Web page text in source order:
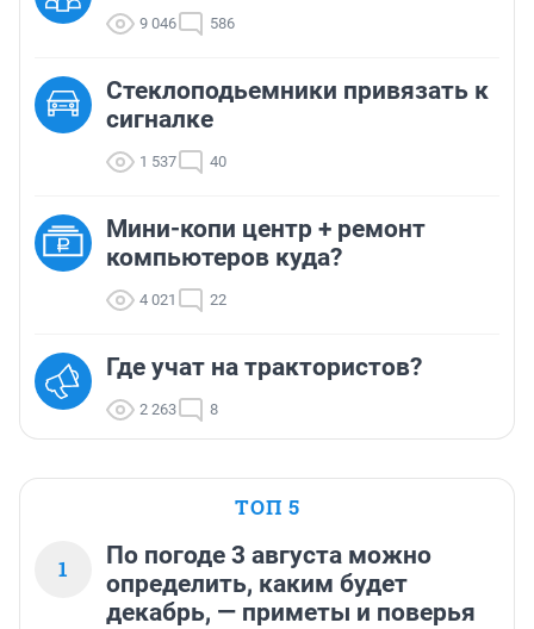
9 046 586
Стеклоподьемники привязать к
сигналке
1 537 40
Мини-копи центр + ремонт
компьютеров куда?
4 021 22
Где учат на трактористов?
2 263 8
ТОП 5
1
По погоде 3 августа можно
определить, каким будет
декабрь, — приметы и поверья